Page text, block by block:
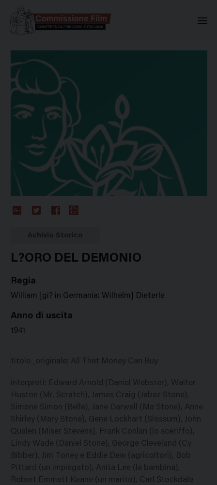
L?ORO DEL DEMONIO
Regia
William [gi? in Germania: Wilhelm] Dieterle
Anno di uscita
1941
titolo_originale: All That Money Can Buy
interpreti: Edward Arnold (Daniel Webster), Walter
Huston (Mr. Scratch), James Craig (Jabez Stone),
Simone Simon (Belle), Jane Darwell (Ma Stone), Anne
Shirley (Mary Stone), Gene Lockhart (Slossum), John
Qualen (Miser Stevens), Frank Conlan (lo sceriffo),
Lindy Wade (Daniel Stone), George Cleveland (Cy
Bibber), Jim Toney e Eddie Dew (agricoltori), Bob
Pittard (un impiegato), Anita Lee (la bambina),
Robert Emmett Keane (un marito), Carl Stockdale